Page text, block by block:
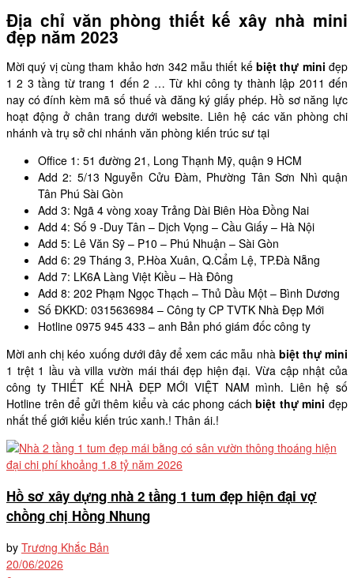
Địa chỉ văn phòng thiết kế xây nhà mini
đẹp năm 2023
Mời quý vị cùng tham khảo hơn 342 mẫu thiết kế biệt thự mini đẹp
1 2 3 tầng từ trang 1 đến 2 … Từ khi công ty thành lập 2011 đến
nay có đính kèm mã số thuế và đăng ký giấy phép. Hồ sơ năng lực
hoạt động ở chân trang dưới website. Liên hệ các văn phòng chi
nhánh và trụ sở chi nhánh văn phòng kiến trúc sư tại
Office 1: 51 đường 21, Long Thạnh Mỹ, quận 9 HCM
Add 2: 5/13 Nguyễn Cửu Đàm, Phường Tân Sơn Nhì quận
Tân Phú Sài Gòn
Add 3: Ngã 4 vòng xoay Trảng Dài Biên Hòa Đồng Nai
Add 4: Số 9 -Duy Tân – Dịch Vọng – Cầu Giấy – Hà Nội
Add 5: Lê Văn Sỹ – P10 – Phú Nhuận – Sài Gòn
Add 6: 29 Tháng 3, P.Hòa Xuân, Q.Cẩm Lệ, TP.Đà Nẵng
Add 7: LK6A Làng Việt Kiều – Hà Đông
Add 8: 202 Phạm Ngọc Thạch – Thủ Dầu Một – Bình Dương
Số ĐKKD: 0315636984 – Công ty CP TVTK Nhà Đẹp Mới
Hotline 0975 945 433 – anh Bản phó giám đốc công ty
Mời anh chị kéo xuống dưới đây để xem các mẫu nhà biệt thự mini
1 trệt 1 lầu và villa vườn mái thái đẹp hiện đại. Vừa cập nhật của
công ty THIẾT KẾ NHÀ ĐẸP MỚI VIỆT NAM mình. Liên hệ số
Hotline trên để gửi thêm kiểu và các phong cáchbiệt thự mini đẹp
nhất thế giới kiểu kiến trúc xanh.! Thân ái.!
Hồ sơ xây dựng nhà 2 tầng 1 tum đẹp hiện đại vợ
chồng chị Hồng Nhung
by Trương Khắc Bản
20/06/2026